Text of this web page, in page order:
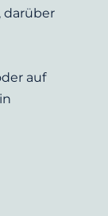
darüber
auf